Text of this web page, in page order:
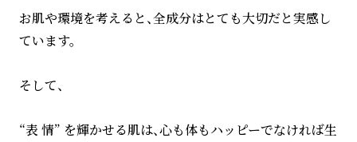
お肌や環境を考えると、全成分はとても大切だと実感し
ています。
そして、
“表 情” を輝かせる肌は、心も体もハッピーでなければ生